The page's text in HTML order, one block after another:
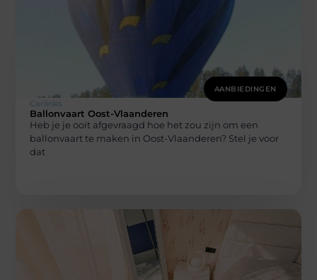
AANBIEDINGEN
Carlinks
Ballonvaart Oost-Vlaanderen
Heb je je ooit afgevraagd hoe het zou zijn om een
ballonvaart te maken in Oost-Vlaanderen? Stel je voor
dat